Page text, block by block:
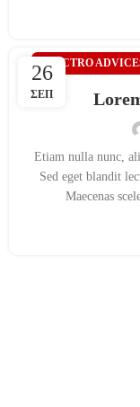
26
ΣΕΠ
ELECTRO
Etiam nulla nunc,
Sed eget blandit
Maecenas